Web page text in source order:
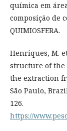
química em
composição de
QUIMIOSFERA.
Henriques, M.
structure of the
the extraction
São Paulo,
126.
https://